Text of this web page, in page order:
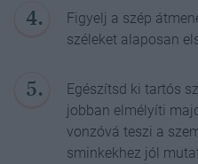
Figyelj a szép
széleket alaposan
Egészítsd ki tartós
jobban elmélyíti
vonzóvá teszi a
sminkekhez jól